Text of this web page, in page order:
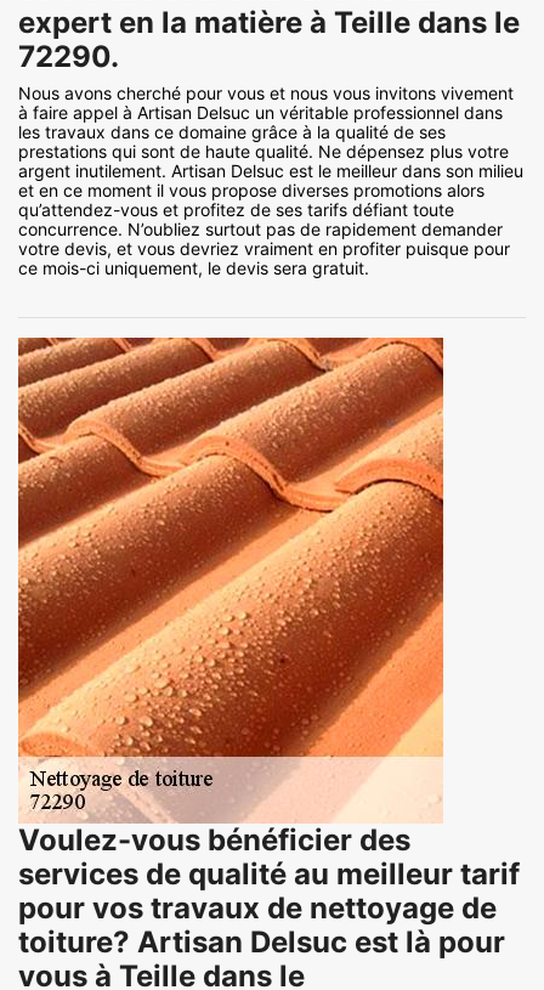
expert en la matière à Teille dans le
72290.
Nous avons cherché pour vous et nous vous invitons vivement
à faire appel à Artisan Delsuc un véritable professionnel dans
les travaux dans ce domaine grâce à la qualité de ses
prestations qui sont de haute qualité. Ne dépensez plus votre
argent inutilement. Artisan Delsuc est le meilleur dans son milieu
et en ce moment il vous propose diverses promotions alors
qu’attendez-vous et profitez de ses tarifs défiant toute
concurrence. N’oubliez surtout pas de rapidement demander
votre devis, et vous devriez vraiment en profiter puisque pour
ce mois-ci uniquement, le devis sera gratuit.
Voulez-vous bénéficier des
services de qualité au meilleur tarif
pour vos travaux de nettoyage de
toiture? Artisan Delsuc est là pour
vous à Teille dans le